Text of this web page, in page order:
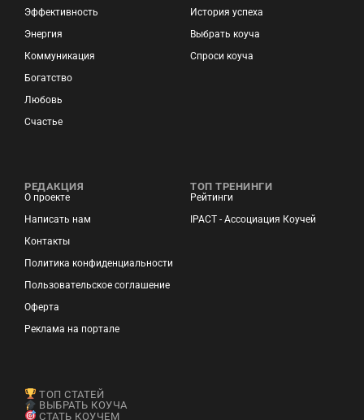
Эффективность
Энергия
Коммуникация
Богатство
Любовь
Счастье
История успеха
Выбрать коуча
Спроси коуча
РЕДАКЦИЯ
О проекте
Написать нам
Контакты
Политика конфиденциальности
Пользовательское соглашение
Оферта
Реклама на портале
ТОП ТРЕНИНГИ
Рейтинги
IPACT - Ассоциация Коучей
ТОП СТАТЕЙ
ВЫБРАТЬ КОУЧА
СТАТЬ КОУЧЕМ